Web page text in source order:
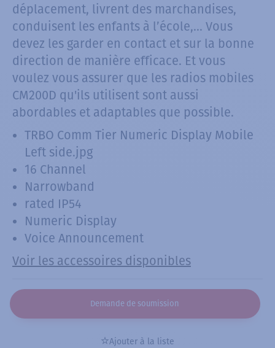
déplacement, livrent des marchandises,
conduisent les enfants à l’école,... Vous
devez les garder en contact et sur la bonne
direction de manière efficace. Et vous
voulez vous assurer que les radios mobiles
CM200D qu'ils utilisent sont aussi
abordables et adaptables que possible.
TRBO Comm Tier Numeric Display Mobile
Left side.jpg
16 Channel
Narrowband
rated IP54
Numeric Display
Voice Announcement
Voir les accessoires disponibles
Demande de soumission
Ajouter à la liste